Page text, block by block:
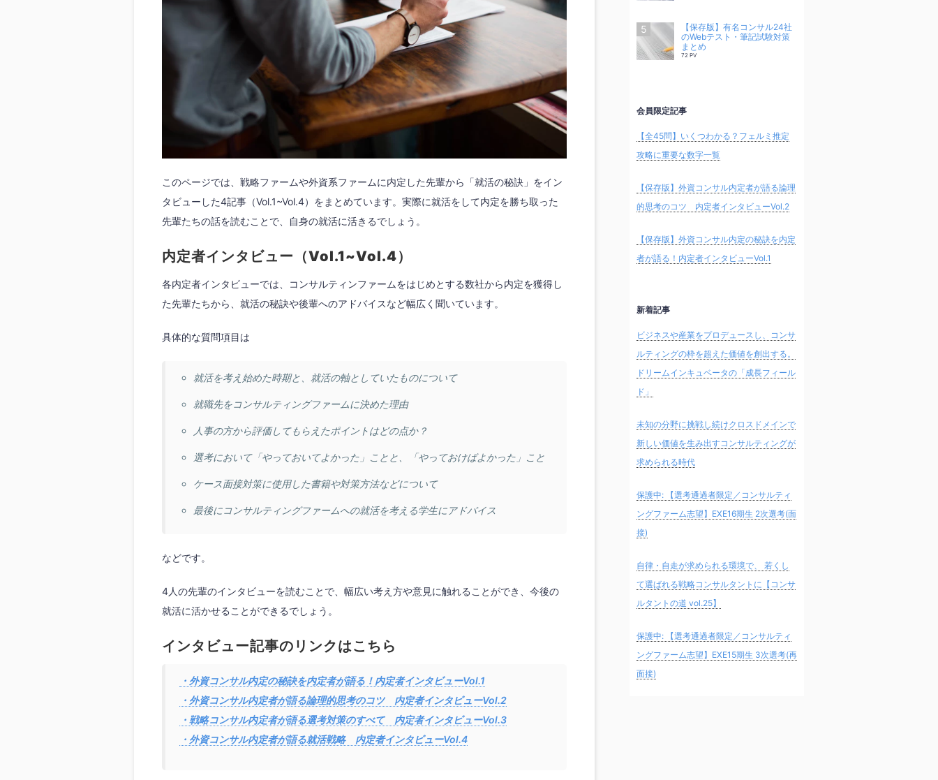
このページでは、戦略ファームや外資系ファームに内定した先輩から「就活の秘訣」をイン
タビューした4記事（Vol.1~Vol.4）をまとめています。実際に就活をして内定を勝ち取った
先輩たちの話を読むことで、自身の就活に活きるでしょう。
内定者インタビュー（Vol.1~Vol.4）
各内定者インタビューでは、コンサルティンファームをはじめとする数社から内定を獲得し
た先輩たちから、就活の秘訣や後輩へのアドバイスなど幅広く聞いています。
具体的な質問項目は
就活を考え始めた時期と、就活の軸としていたものについて
就職先をコンサルティングファームに決めた理由
人事の方から評価してもらえたポイントはどの点か？
選考において「やっておいてよかった」ことと、「やっておけばよかった」こと
ケース面接対策に使用した書籍や対策方法などについて
最後にコンサルティングファームへの就活を考える学生にアドバイス
などです。
4人の先輩のインタビューを読むことで、幅広い考え方や意見に触れることができ、今後の
就活に活かせることができるでしょう。
インタビュー記事のリンクはこちら
・外資コンサル内定の秘訣を内定者が語る！内定者インタビューVol.1
・外資コンサル内定者が語る論理的思考のコツ 内定者インタビューVol.2
・戦略コンサル内定者が語る選考対策のすべて 内定者インタビューVol.3
・外資コンサル内定者が語る就活戦略 内定者インタビューVol.4
【保存版】有名コンサル24社
のWebテスト・筆記試験対策
まとめ
72 PV
会員限定記事
【全45問】いくつわかる？フェルミ推定
攻略に重要な数字一覧
【保存版】外資コンサル内定者が語る論理
的思考のコツ 内定者インタビューVol.2
【保存版】外資コンサル内定の秘訣を内定
者が語る！内定者インタビューVol.1
新着記事
ビジネスや産業をプロデュースし、コンサ
ルティングの枠を超えた価値を創出する。
ドリームインキュベータの「成長フィール
ド」
未知の分野に挑戦し続けクロスドメインで
新しい価値を生み出すコンサルティングが
求められる時代
保護中: 【選考通過者限定／コンサルティ
ングファーム志望】EXE16期生 2次選考(面
接)
自律・自走が求められる環境で、 若くし
て選ばれる戦略コンサルタントに【コンサ
ルタントの道 vol.25】
保護中: 【選考通過者限定／コンサルティ
ングファーム志望】EXE15期生 3次選考(再
面接)